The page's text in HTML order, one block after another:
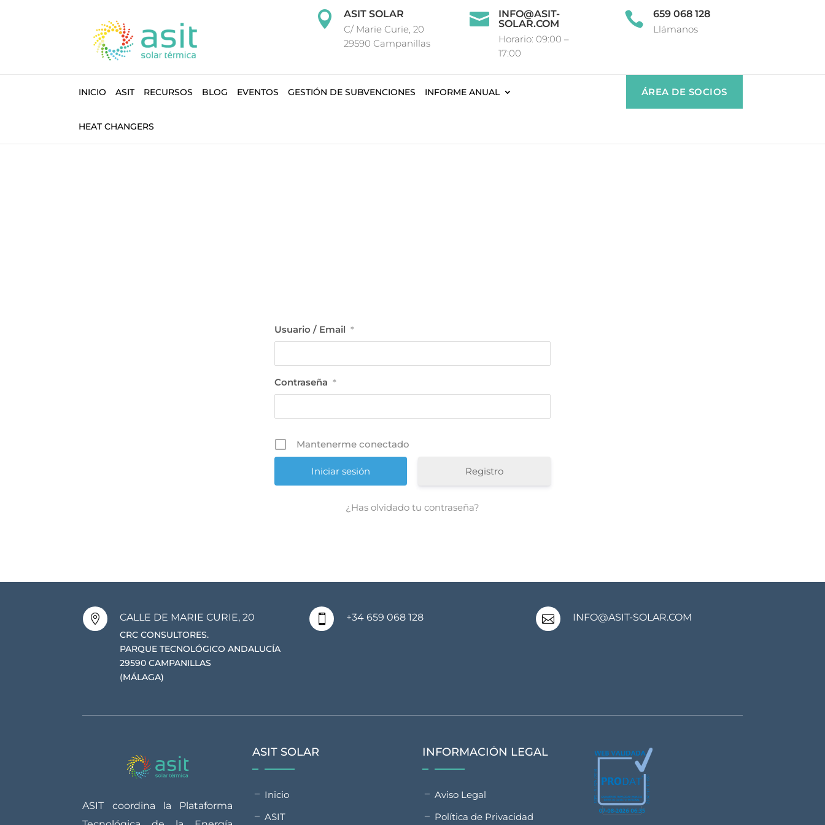

ASIT SOLAR
C/ Marie Curie, 20
29590 Campanillas

INFO@ASIT-
SOLAR.COM
Horario: 09:00 –
17:00

659 068 128
Llámanos
INICIO ASIT RECURSOS BLOG EVENTOS GESTIÓN DE SUBVENCIONES INFORME ANUAL
HEAT CHANGERS
ÁREA DE SOCIOS
Usuario / Email *
Contraseña *
Mantenerme conectado
Registro
¿Has olvidado tu contraseña?
 CALLE DE MARIE CURIE, 20
CRC CONSULTORES.
PARQUE TECNOLÓGICO ANDALUCÍA
29590 CAMPANILLAS
(MÁLAGA)
 +34 659 068 128  INFO@ASIT-SOLAR.COM
ASIT coordina la Plataforma
ASIT SOLAR
Inicio
ASIT
INFORMACIÓN LEGAL
Aviso Legal
Política de Privacidad